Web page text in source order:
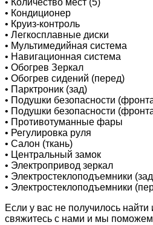
• Количество мест (5)
• Кондиционер
• Круиз-контроль
• Легкосплавные диски
• Мультимедийная система
• Навигационная система
• Обогрев Зеркал
• Обогрев сидений (перед)
• Парктроник (зад)
• Подушки безопасности
• Подушки безопасности
• Противотуманные фары
• Регулировка руля
• Салон (ткань)
• Центральный замок
• Электропривод зеркал
• Электростеклоподъемники
• Электростеклоподъемники
Если у вас не получилось
свяжитесь с нами и мы